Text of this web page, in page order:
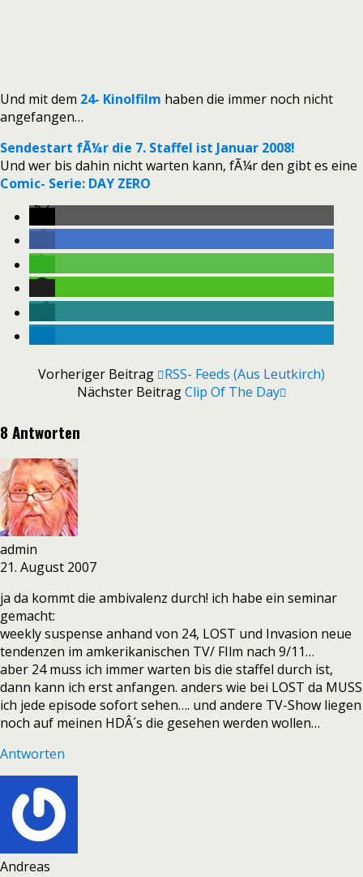
Und mit dem 24- Kinolfilm haben die immer noch nicht
angefangen…
Sendestart fÃ¼r die 7. Staffel ist Januar 2008!
Und wer bis dahin nicht warten kann, fÃ¼r den gibt es eine
Comic- Serie: DAY ZERO
Vorheriger Beitrag
RSS- Feeds (aus Leutkirch)
Nächster BeitragClip Of The Day
8 Antworten
admin
21. August 2007
ja da kommt die ambivalenz durch! ich habe ein seminar
gemacht:
weekly suspense anhand von 24, LOST und Invasion neue
tendenzen im amkerikanischen TV/ FIlm nach 9/11…
aber 24 muss ich immer warten bis die staffel durch ist,
dann kann ich erst anfangen. anders wie bei LOST da MUSS
ich jede episode sofort sehen…. und andere TV-Show liegen
noch auf meinen HDÂ´s die gesehen werden wollen…
Antworten
Andreas